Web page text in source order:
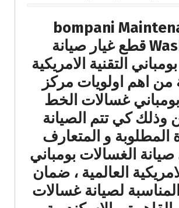
bompani
Washers قطع غيار صيانة
التقنية الامريكية
من اهم اولويات مركز
غسالات الخط
وذلك كي تتم الصيانة
المطلوبة و المتعارف
الغسالات بومباني
العالمية ، ضمان
المناسبة لصيانة غسالات